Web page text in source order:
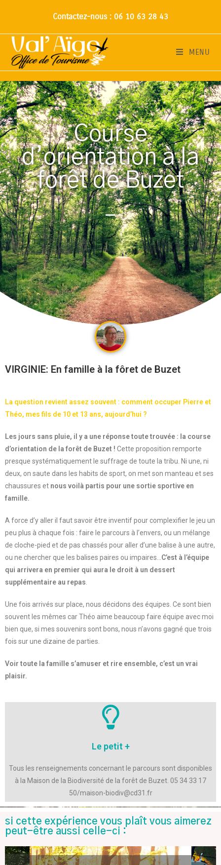
Contactez-nous : 06 10 63 28 43
MENU
Course
d’orientation à la
forêt de Buzet
VIRGINIE: En famille à la fôret de Buzet
La question revient assez souvent : comment occuper Pierre et
Théo, mes fils de 10 et 13 ans, aujourd’hui ?
Les jours sans pluie, il y a une réponse toute trouvée : la course
d’orientation de la forêt de Buzet ! Cette proposition remporte
presque systématiquement le suffrage de toute la tribu. Ni une, ni
deux, on saute dans les habits de sport, on met son manteau et ses
chaussures et nous voilà partis pour une sortie sportive en
famille.
A force d’y aller il faut savoir être inventif pour complexifier le jeu un
peu plus à chaque fois : faire le parcours à l’envers, ou un mélange
de cloche-pied et de pas chassés pour aller d’une balise à une autre,
ou ne chercher que les balises paires ou impaires… C’est à l’équipe
qui arrivera en premier qui aura le droit à un dessert
supplémentaire au repas
Une fois arrivés sur place, nous décidons des équipes. Ce sont bien
souvent les mêmes car Théo aime beaucoup faire équipe avec moi
bien que, si mes souvenirs sont bons, nous n’avons gagné que trois
fois sur une dizaine de parties.
Voir toute la famille s’amuser et rire ensemble, c’est un vrai
plaisir.
Le petit +
Tous les renseignements concernant le parcours sont disponibles
à la Maison de la Biodiversité de la forêt de Buzet. 05 34 33 17
50/maison-biodiv@cd31.fr
si cette expérience vous plaît vous aimerez
peut-être aussi celle-ci :